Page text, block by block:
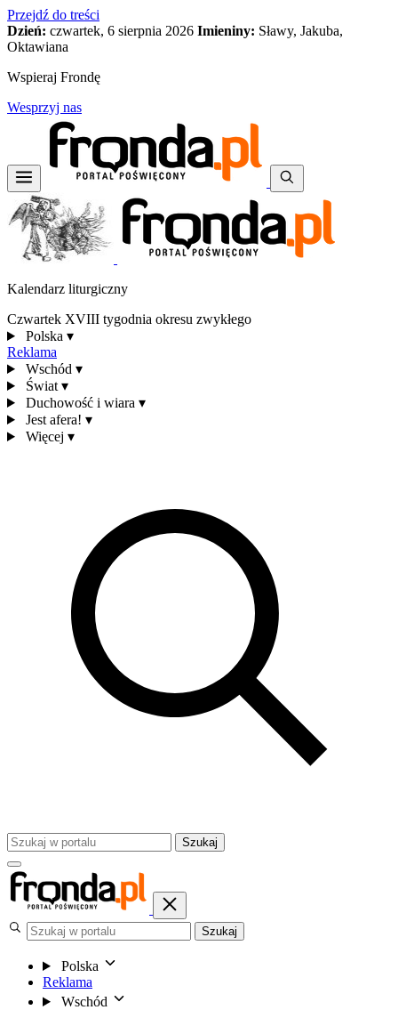
Przejdź do treści
Dzień: czwartek, 6 sierpnia 2026 Imieniny: Sławy, Jakuba,
Oktawiana
Wspieraj Frondę
Wesprzyj nas
Kalendarz liturgiczny
Czwartek XVIII tygodnia okresu zwykłego
Polska ▾
Reklama
Wschód ▾
Świat ▾
Duchowość i wiara ▾
Jest afera! ▾
Więcej ▾
Szukaj
Szukaj
Polska
Reklama
Wschód